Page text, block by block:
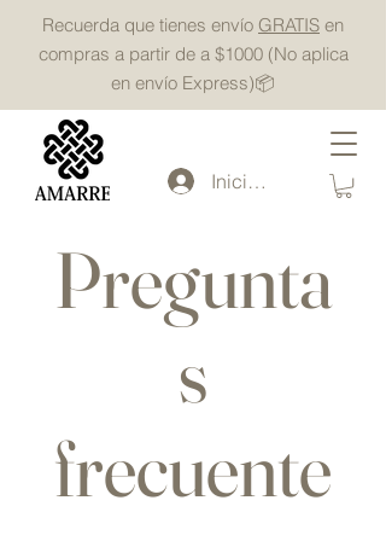
Recuerda que tienes envío GRATIS en
compras a partir de a $1000 (No aplica
en envío Express)📦
Iniciar sesión
Pregunta
s
frecuente
InnoTech Apps